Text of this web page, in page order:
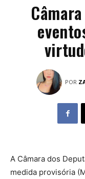
POR
A Câmara dos
medida provisória